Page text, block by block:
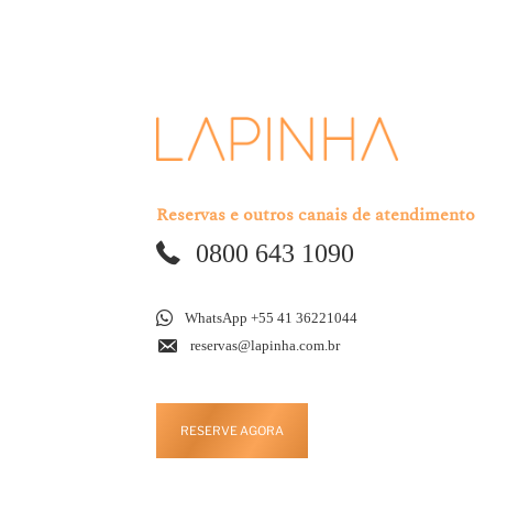
Reservas e outros canais de atendimento
0800 643 1090
WhatsApp +55 41 36221044
reservas@lapinha.com.br
RESERVE AGORA